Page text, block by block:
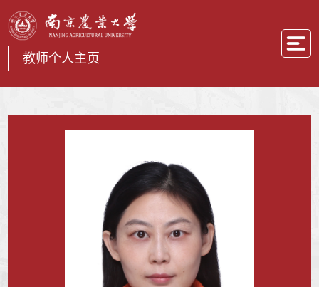
教师个人主页